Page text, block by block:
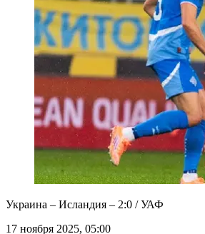
Украина – Исландия – 2:0 / УАФ
17 ноября 2025, 05:00